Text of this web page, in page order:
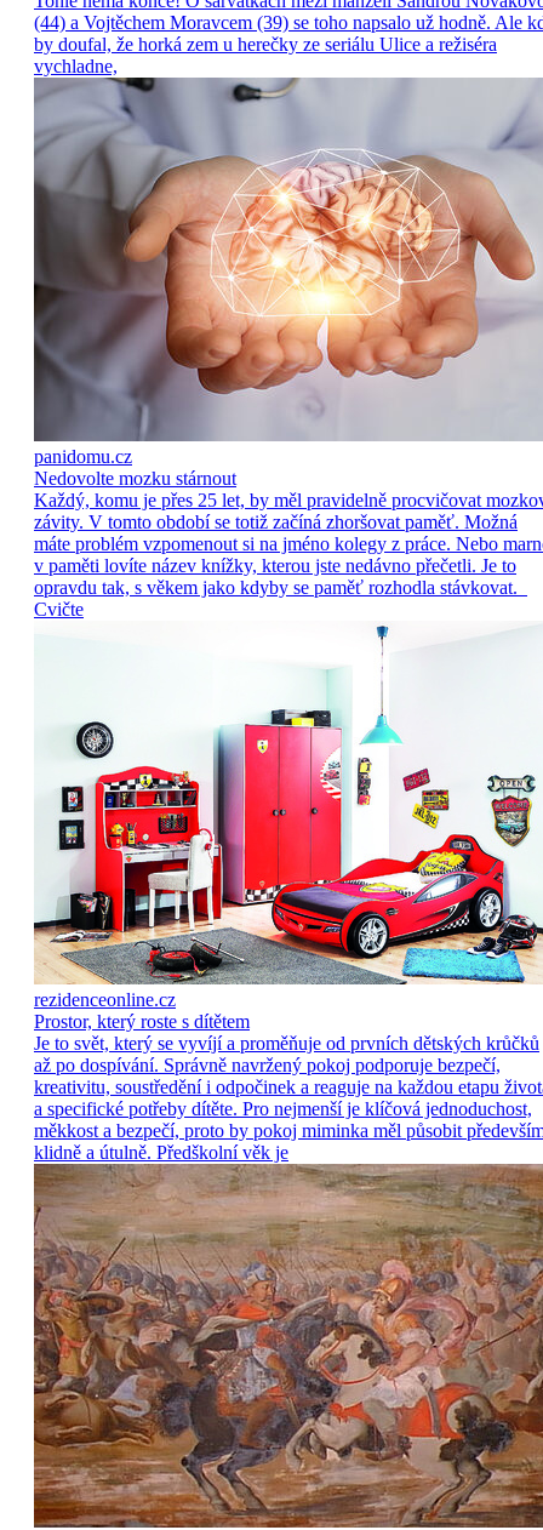
(44) a Vojtěchem Moravcem (39) se toho napsalo už hodně. Ale
by doufal, že horká zem u herečky ze seriálu Ulice a režiséra
vychladne,
panidomu.cz
Nedovolte mozku stárnout
Každý, komu je přes 25 let, by měl pravidelně procvičovat
závity. V tomto období se totiž začíná zhoršovat paměť. Možná
máte problém vzpomenout si na jméno kolegy z práce. Nebo
v paměti lovíte název knížky, kterou jste nedávno přečetli. Je to
opravdu tak, s věkem jako kdyby se paměť rozhodla stávkovat.
Cvičte
rezidenceonline.cz
Prostor, který roste s dítětem
Je to svět, který se vyvíjí a proměňuje od prvních dětských krůčků
až po dospívání. Správně navržený pokoj podporuje bezpečí,
kreativitu, soustředění i odpočinek a reaguje na každou etapu
a specifické potřeby dítěte. Pro nejmenší je klíčová jednoduchost,
měkkost a bezpečí, proto by pokoj miminka měl působit
klidně a útulně. Předškolní věk je